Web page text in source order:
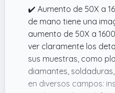
permite iluminar sus
perfecta de luz para
independientemente
ambiental
✔️ Aumento de 50X a
de mano tiene una
aumento de 50X a
ver claramente los
sus muestras, como
diamantes,
en diversos campos: